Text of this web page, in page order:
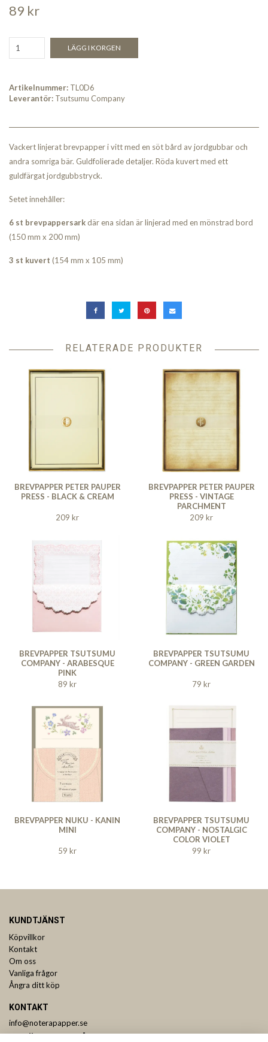
89 kr
LÄGG I KORGEN
Artikelnummer: TL0D6
Leverantör: Tsutsumu Company
Vackert linjerat brevpapper i vitt med en söt bård av jordgubbar och
andra somriga bär. Guldfolierade detaljer. Röda kuvert med ett
guldfärgat jordgubbstryck.
Setet innehåller:
6 st brevpappersarkdär ena sidan är linjerad med en mönstrad bord
(150 mm x 200 mm)
3 st kuvert (154 mm x 105 mm)
RELATERADE PRODUKTER
BREVPAPPER PETER PAUPER
PRESS - BLACK & CREAM
209 kr
BREVPAPPER PETER PAUPER
PRESS - VINTAGE
PARCHMENT
209 kr
BREVPAPPER TSUTSUMU
COMPANY - ARABESQUE
PINK
89 kr
BREVPAPPER TSUTSUMU
COMPANY - GREEN GARDEN
79 kr
BREVPAPPER NUKU - KANIN
MINI
59 kr
BREVPAPPER TSUTSUMU
COMPANY - NOSTALGIC
COLOR VIOLET
99 kr
KUNDTJÄNST
Köpvillkor
Kontakt
Om oss
Vanliga frågor
Ångra ditt köp
KONTAKT
info@noterapapper.se